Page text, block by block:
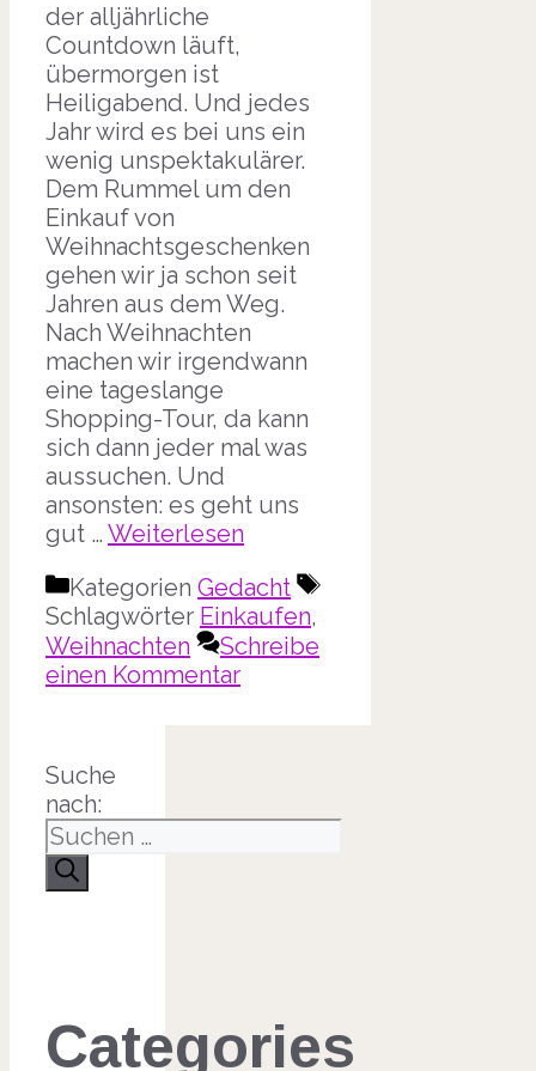
der alljährliche
Countdown läuft,
übermorgen ist
Heiligabend. Und jedes
Jahr wird es bei uns ein
wenig unspektakulärer.
Dem Rummel um den
Einkauf von
Weihnachtsgeschenken
gehen wir ja schon seit
Jahren aus dem Weg.
Nach Weihnachten
machen wir irgendwann
eine tageslange
Shopping-Tour, da kann
sich dann jeder mal was
aussuchen. Und
ansonsten: es geht uns
gut … Weiterlesen
Kategorien Gedacht
Schlagwörter Einkaufen,
Weihnachten
Schreibe
einen Kommentar
Suche
nach:
Categories